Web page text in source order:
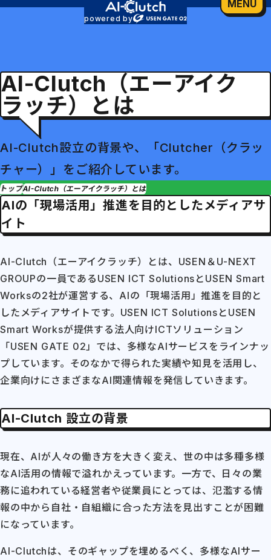
powered by
MENU
AI-Clutch（エーアイク
ラッチ）とは
AI-Clutch設立の背景や、「Clutcher（クラッ
チャー）」をご紹介しています。
ップAI-Clutch（エーアイクラッチ）とは
AIの「現場活用」推進を目的としたメディアサ
イト
AI-Clutch（エーアイクラッチ）とは、USEN＆U-NEXT
GROUPの一員であるUSEN ICT SolutionsとUSEN Smart
Worksの2社が運営する、AIの「現場活用」推進を目的と
したメディアサイトです。USEN ICT SolutionsとUSEN
Smart Worksが提供する法人向けICTソリューション
「USEN GATE 02」では、多様なAIサービスをラインナッ
プしています。そのなかで得られた実績や知見を活用し、
企業向けにさまざまなAI関連情報を発信していきます。
AI-Clutch 設立の背景
現在、AIが人々の働き方を大きく変え、世の中は多種多様
なAI活用の情報で溢れかえっています。一方で、日々の業
務に追われている経営者や従業員にとっては、氾濫する情
報の中から自社・自組織に合った方法を見出すことが困難
になっています。
AI-Clutchは、そのギャップを埋めるべく、多様なAIサー